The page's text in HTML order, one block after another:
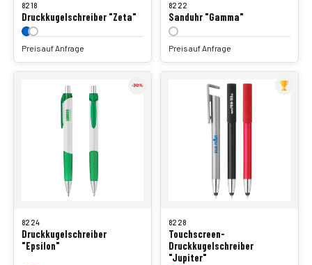
8218
Druckkugelschreiber "Zeta"
Preis auf Anfrage
8222
Sanduhr "Gamma"
Preis auf Anfrage
8224
Druckkugelschreiber
"Epsilon"
8228
Touchscreen-
Druckkugelschreiber
"Jupiter"